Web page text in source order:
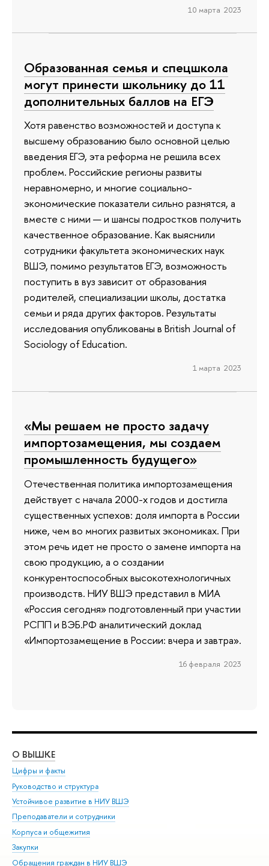
10 марта 2023
Образованная семья и спецшкола
могут принести школьнику до 11
дополнительных баллов на ЕГЭ
Хотя равенство возможностей и доступа к
высшему образованию было основной целью
введения ЕГЭ, эта реформа не решила всех
проблем. Российские регионы развиты
неравномерно, и многие социально-
экономические показатели сильно разнятся, а
вместе с ними — и шансы подростков получить
качественное образование. Как выяснили
сотрудники факультета экономических наук
ВШЭ, помимо результатов ЕГЭ, возможность
поступить в вуз зависит от образования
родителей, специализации школы, достатка
семьи и ряда других факторов. Результаты
исследования опубликованы в British Journal of
Sociology of Education.
1 марта 2023
«Мы решаем не просто задачу
импортозамещения, мы создаем
промышленность будущего»
Отечественная политика импортозамещения
действует с начала 2000-х годов и достигла
существенных успехов: доля импорта в России
ниже, чем во многих развитых экономиках. При
этом речь идет не просто о замене импорта на
свою продукцию, а о создании
конкурентоспособных высокотехнологичных
производств. НИУ ВШЭ представил в МИА
«Россия сегодня» подготовленный при участии
РСПП и ВЭБ.РФ аналитический доклад
«Импортозамещение в России: вчера и завтра».
16 февраля 2023
О ВЫШКЕ
Цифры и факты
Руководство и структура
Устойчивое развитие в НИУ ВШЭ
Преподаватели и сотрудники
Корпуса и общежития
Закупки
Обращения граждан в НИУ ВШЭ